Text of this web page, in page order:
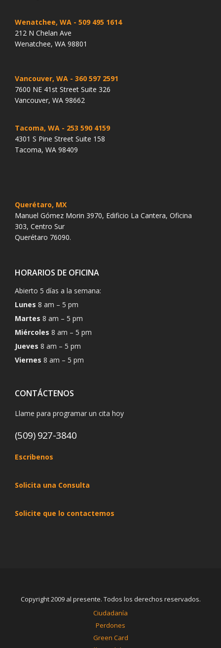
Wenatchee, WA - 509 495 1614
212 N Chelan Ave
Wenatchee, WA 98801
Vancouver, WA - 360 597 2591
7600 NE 41st Street Suite 326
Vancouver, WA 98662
Tacoma, WA - 253 590 4159
4301 S Pine Street Suite 158
Tacoma, WA 98409
Querétaro, MX
Manuel Gómez Morin 3970, Edificio La Cantera, Oficina
303, Centro Sur
Querétaro 76090.
HORARIOS DE OFICINA
Abierto 5 días a la semana:
Lunes 8 am – 5 pm
Martes 8 am – 5 pm
Miércoles 8 am – 5 pm
Jueves 8 am – 5 pm
Viernes 8 am – 5 pm
CONTÁCTENOS
Llame para programar un cita hoy
(509) 927-3840
Escribenos
Solicita una Consulta
Solicite que lo contactemos
Copyright 2009 al presente. Todos los derechos reservados.
Ciudadanía
Perdones
Green Card